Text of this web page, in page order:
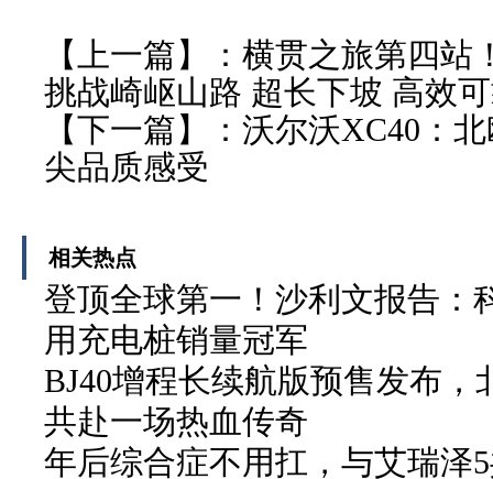
【上一篇】： 横贯之旅第四站
挑战崎岖山路 超长下坡 高效
【下一篇】： 沃尔沃XC40：
尖品质感受
相关热点
登顶全球第一！沙利文报告：
用充电桩销量冠军
BJ40增程长续航版预售发布
共赴一场热血传奇
年后综合症不用扛，与艾瑞泽